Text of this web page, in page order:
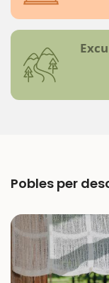
Pobles per